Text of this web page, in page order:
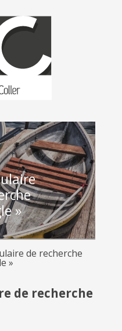
de recherche
»
»
de recherche